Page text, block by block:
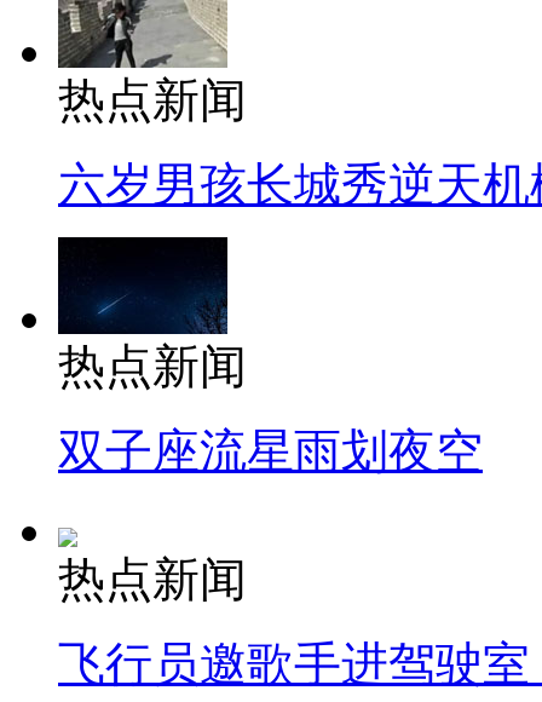
热点新闻
六岁男孩长城秀逆天机
热点新闻
双子座流星雨划夜空
热点新闻
飞行员邀歌手进驾驶